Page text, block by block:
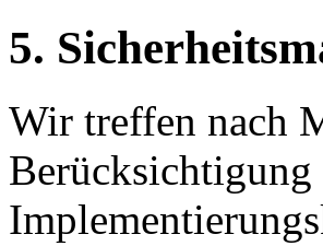
5.
Wir treffen nach
Berücksichtigung